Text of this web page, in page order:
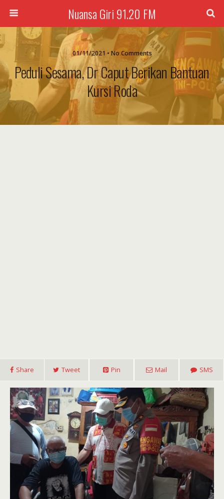
Nuansa Giri 91.20 FM
01/11/2021 • No Comments
Peduli Sesama, Dr Caput Berikan Bantuan
Kursi Roda
Share Tweet Pin Mail SMS